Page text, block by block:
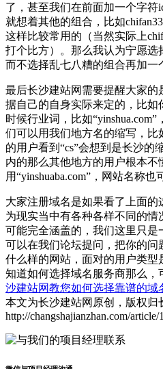
了，甚至我们在前面加一个字符
就想着其他的组合，比如
这样比较常用的（当然实际上
打个比方）。那么我认为宁愿选
而不选择乱七八糟的组合再加一
最后长沙建站网需要提醒大家
据自己的自身实际来定的，比
时候行业词，比如
们可以用我们地方名的缩写，比
的用户看到“cs”会想到是长沙的
内的那么其他地方的用户根本不
用“yinshuaba.com”，网站名称也
大家注册域名是如果看了上面的
为现实当中有各种各样不同的
可能完全涵盖的，我们这里只是
可以在我们论坛提问，把你的
什么样的网站，面对的用户类
知道如何选择域名服务商那么，
沙建站网教您如何选择靠谱的域
本文为长沙建站网原创，版权归
http://changshajianzhan.com/article/